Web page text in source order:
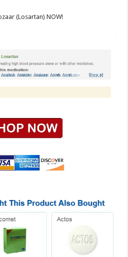
(Losartan) NOW!